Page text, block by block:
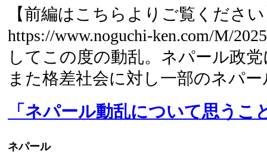
【前編はこちらよりご覧くださ
https://www.noguchi-ken.com/M/
してこの度の動乱。ネパール政
また格差社会に対し一部のネパ
「ネパール動乱について思うこ
ネパール